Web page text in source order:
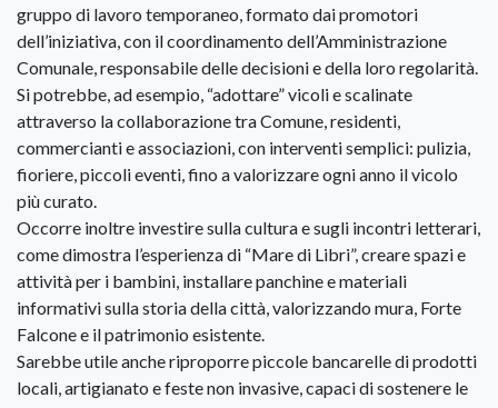
gruppo di lavoro temporaneo, formato dai promotori
dell’iniziativa, con il coordinamento dell’Amministrazione
Comunale, responsabile delle decisioni e della loro regolarità.
Si potrebbe, ad esempio, “adottare” vicoli e scalinate
attraverso la collaborazione tra Comune, residenti,
commercianti e associazioni, con interventi semplici: pulizia,
fioriere, piccoli eventi, fino a valorizzare ogni anno il vicolo
più curato.
Occorre inoltre investire sulla cultura e sugli incontri letterari,
come dimostra l’esperienza di “Mare di Libri”, creare spazi e
attività per i bambini, installare panchine e materiali
informativi sulla storia della città, valorizzando mura, Forte
Falcone e il patrimonio esistente.
Sarebbe utile anche riproporre piccole bancarelle di prodotti
locali, artigianato e feste non invasive, capaci di sostenere le